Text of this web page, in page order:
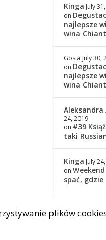
Kinga July
on
najlepsze
wina
Gosia July 30,
on
najlepsze
wina
24, 2019
on #39
taki
Kinga July
on
spać, gdzie
on#39
plików